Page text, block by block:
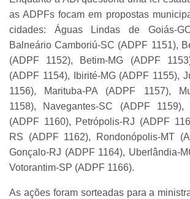
as ADPFs focam em propostas
cidades: Águas Lindas de Goiás-
Balneário Camboriú-SC (ADPF 1151),
(ADPF 1152), Betim-MG (ADPF
(ADPF 1154), Ibirité-MG (ADPF 1155),
1156), Marituba-PA (ADPF 1157),
1158), Navegantes-SC (ADPF 1159),
(ADPF 1160), Petrópolis-RJ (ADPF
RS (ADPF 1162), Rondonópolis-MT
Gonçalo-RJ (ADPF 1164), Uberlândia-
Votorantim-SP (ADPF 1166).
As ações foram sorteadas para a